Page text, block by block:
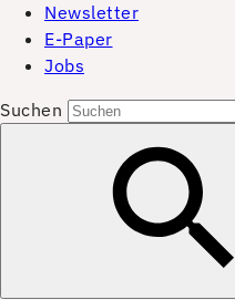
Newsletter
E-Paper
Jobs
Suchen